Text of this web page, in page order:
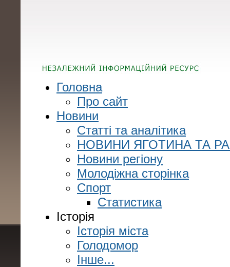
Головна
Про сайт
Новини
Статті та аналітика
НОВИНИ ЯГОТИНА ТА
Новини регіону
Молодіжна сторінка
Спорт
Статистика
Історія
Історія міста
Голодомор
Інше...